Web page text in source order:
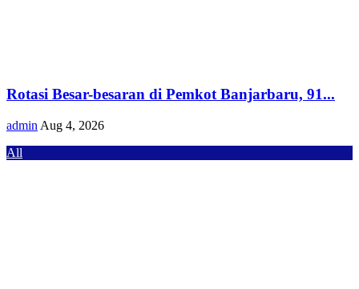
Rotasi Besar-besaran di Pemkot Banjarbaru, 91...
admin Aug 4, 2026
All